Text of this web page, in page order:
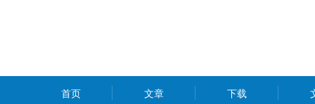
MENU
首页 文章 下载